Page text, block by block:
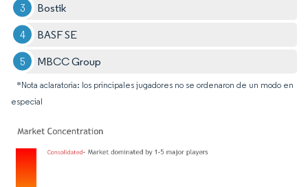
Bostik
BASF SE
MBCC Group
*Nota aclaratoria: los principales jugadores no se ordenaron de un modo en
especial